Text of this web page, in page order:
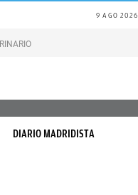
9 AGO 2026
gatos
DIARIO MADRIDISTA